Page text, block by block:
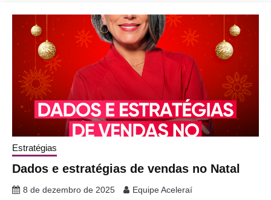
Estratégias
Dados e estratégias de vendas no Natal
8 de dezembro de 2025 Equipe Aceleraí